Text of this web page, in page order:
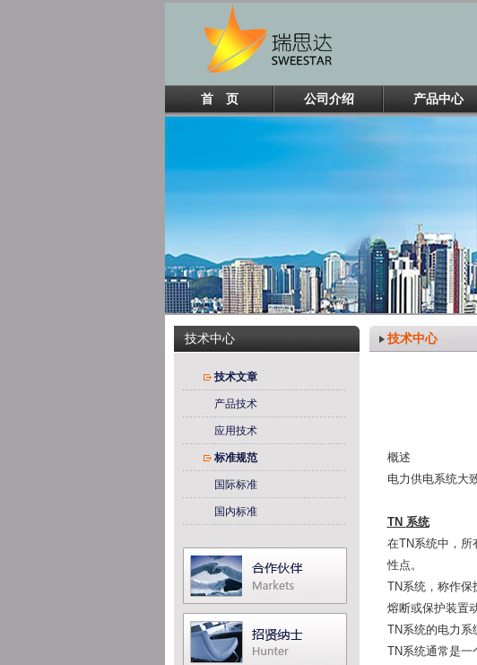
首 页 公司介绍 产品中心
技术中心
技术文章
产品技术
应用技术
标准规范
国际标准
国内标准
技术中心
概述
电力供电系统大
TN 系统
在TN系统中，所
性点。
TN系统，称作保
熔断或保护装置
TN系统的电力
TN系统通常是一